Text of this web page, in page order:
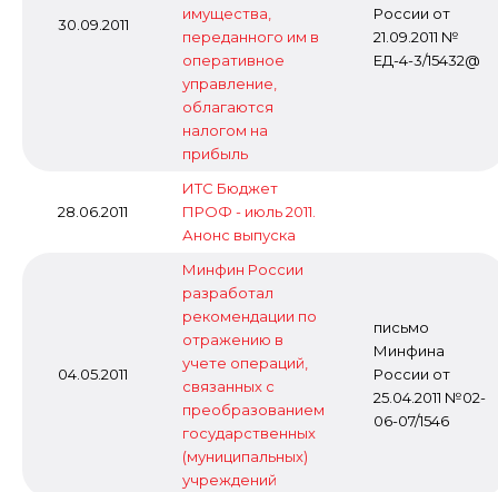
30.09.2011
имущества,
переданного им в
оперативное
управление,
облагаются
налогом на
прибыль
России от
21.09.2011 №
ЕД-4-3/15432@
28.06.2011
ИТС Бюджет
ПРОФ - июль 2011.
Анонс выпуска
04.05.2011
Минфин России
разработал
рекомендации по
отражению в
учете операций,
связанных с
преобразованием
государственных
(муниципальных)
учреждений
письмо
Минфина
России от
25.04.2011 №02-
06-07/1546